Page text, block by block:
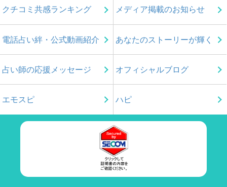
クチコミ共感ランキング メディア掲載のお知らせ
電話占い絆・公式動画紹介 あなたのストーリーが輝く
占い師の応援メッセージ オフィシャルブログ
エモスピ ハピ